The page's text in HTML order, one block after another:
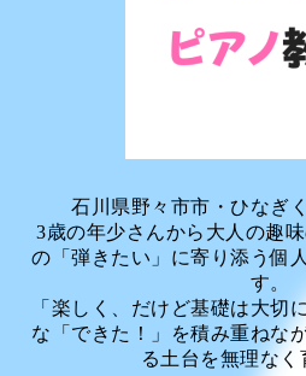
石川県野々市市・ひなぎ
3歳の年少さんから大人の趣
の「弾きたい」に寄り添う個
す。
「楽しく、だけど基礎は大切
な「できた！」を積み重ねな
る土台を無理なく